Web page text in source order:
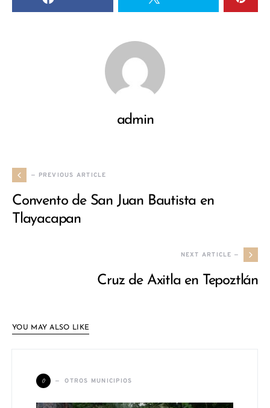
admin
— PREVIOUS ARTICLE
Convento de San Juan Bautista en
Tlayacapan
NEXT ARTICLE —
Cruz de Axitla en Tepoztlán
YOU MAY ALSO LIKE
O OTROS MUNICIPIOS